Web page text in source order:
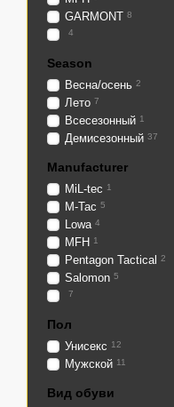
GARMONT 8
4
Season
Весна/осень 2
Лето 7
Всесезонный 1
Демисезонный 37
Manufacturer
MiL-tec 1
M-Tac 5
Lowa 4
MFH 1
Pentagon Tactical 2
Salomon 5
7
Пол
Унисекс 12
Мужской 11
Вид обуви